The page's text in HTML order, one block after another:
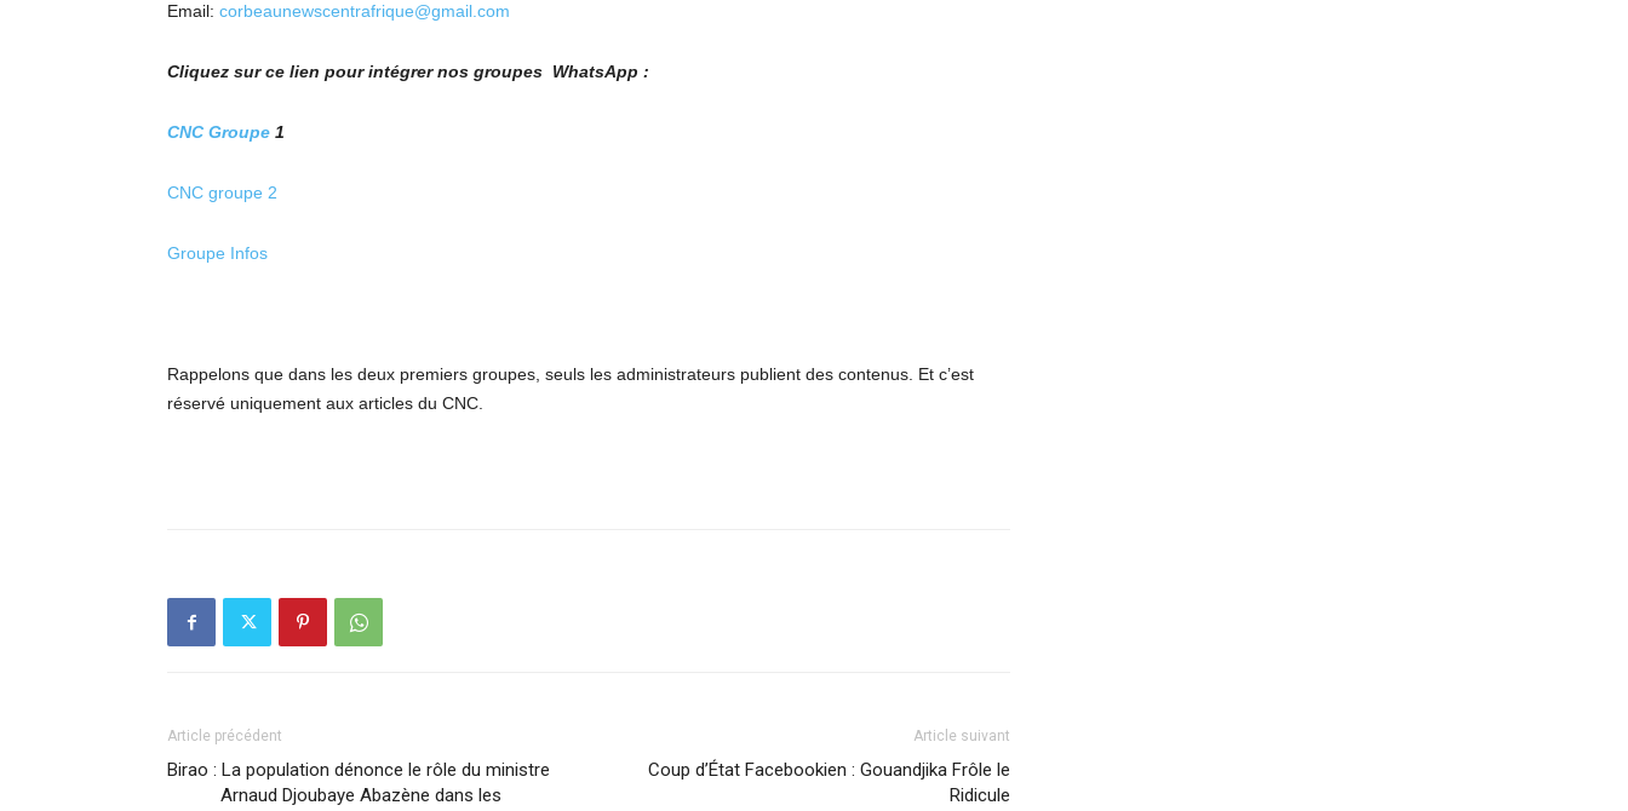
Email: corbeaunewscentrafrique@gmail.com
Cliquez sur ce lien pour intégrer nos groupes WhatsApp :
CNC Groupe 1
CNC groupe 2
Groupe Infos
Rappelons que dans les deux premiers groupes, seuls les administrateurs publient des contenus. Et c’est
réservé uniquement aux articles du CNC.
Article précédent
Birao : La population dénonce le rôle du ministre
Arnaud Djoubaye Abazène dans les
Article suivant
Coup d’État Facebookien : Gouandjika Frôle le
Ridicule